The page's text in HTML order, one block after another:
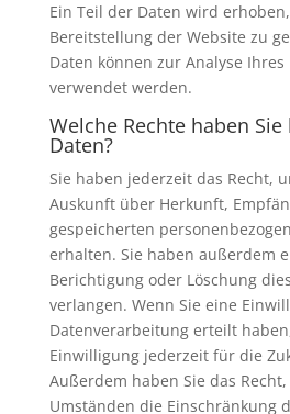
Ein Teil der Daten wird
Bereitstellung der Website zu
Daten können zur Analyse
verwendet werden.
Welche Rechte haben
Daten?
Sie haben jederzeit das Recht,
Auskunft über Herkunft,
gespeicherten
erhalten. Sie haben außerdem
Berichtigung oder Löschung
verlangen. Wenn Sie eine
Datenverarbeitung erteilt
Einwilligung jederzeit für die
Außerdem haben Sie das
Umständen die Einschränkung